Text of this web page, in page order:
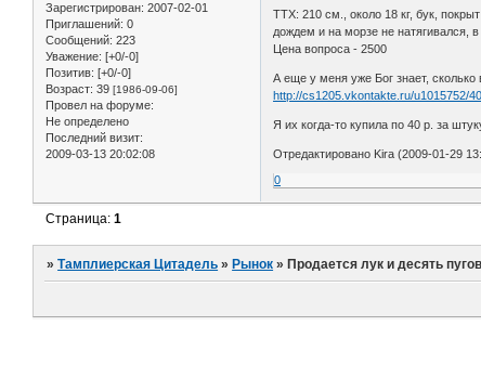
Зарегистрирован: 2007-02-01
Приглашений: 0
Сообщений: 223
Уважение: [+0/-0]
Позитив: [+0/-0]
Возраст: 39 [1986-09-06]
Провел на форуме:
Не определено
Последний визит:
2009-03-13 20:02:08
ТТХ: 210 см., около 18 кг, бук,
дождем и на морзе не натягивался,
Цена вопроса - 2500
А еще у меня уже Бог знает, сколько
http://cs1205.vkontakte.ru/u1015752/
Я их когда-то купила по 40 р. за
Отредактировано Kira (2009-01-29
0
Страница:1
»Тамплиерская Цитадель »Рынок »Продается лук и десять